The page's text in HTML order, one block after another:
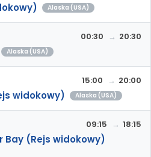
Alaska (USA)
Alaska (USA)
00:30 20:30
widokowy) Alaska (USA)
15:00 20:00
Bay (Rejs widokowy)
09:15 18:15